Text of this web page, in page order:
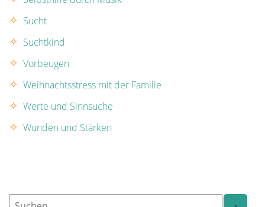
Sucht
Suchtkind
Vorbeugen
Weihnachtsstress mit der Familie
Werte und Sinnsuche
Wunden und Stärken